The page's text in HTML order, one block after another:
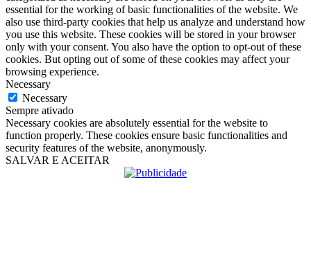
essential for the working of basic functionalities of the website. We
also use third-party cookies that help us analyze and understand how
you use this website. These cookies will be stored in your browser
only with your consent. You also have the option to opt-out of these
cookies. But opting out of some of these cookies may affect your
browsing experience.
Necessary
Necessary
Sempre ativado
Necessary cookies are absolutely essential for the website to
function properly. These cookies ensure basic functionalities and
security features of the website, anonymously.
SALVAR E ACEITAR